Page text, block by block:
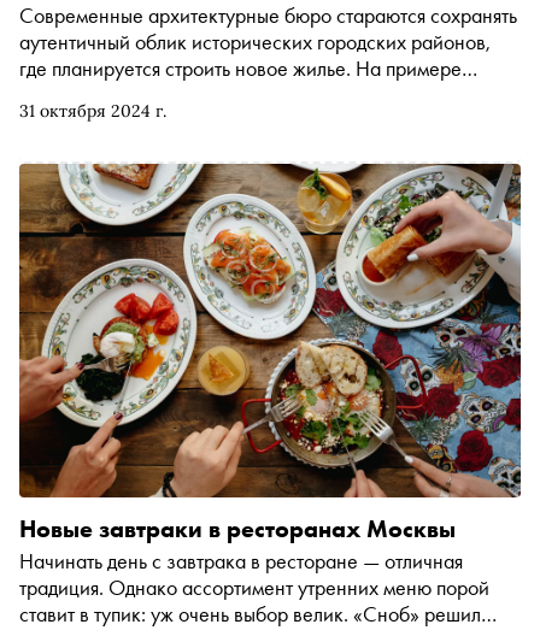
31 октября 2024 г.
Современные архитектурные бюро стараются сохранять
аутентичный облик исторических городских районов,
где планируется строить новое жилье. На примере
рассказывает о том, как это происходит, какие плюсы
застройке и чем еще интересен этот премиальный
жилой и деловой комплекс, расположенный в центре
российской столицы
Новые завтраки в ресторанах Москвы
Начинать день с завтрака в ресторане — отличная
традиция. Однако ассортимент утренних меню порой
ставит в тупик: уж очень выбор велик. «Сноб» решил